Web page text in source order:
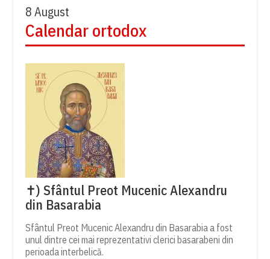
8 August
Calendar ortodox
✝) Sfântul Preot Mucenic Alexandru
din Basarabia
Sfântul Preot Mucenic Alexandru din Basarabia a fost
unul dintre cei mai reprezentativi clerici basarabeni din
perioada interbelică.